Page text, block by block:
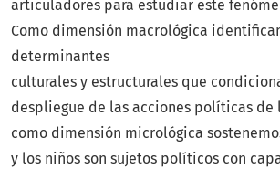
articuladores para estudiar este
Como dimensión macrológica
determinantes
culturales y estructurales que
despliegue de las acciones políticas de
como dimensión micrológica
y los niños son sujetos políticos con